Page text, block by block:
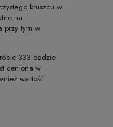
kruszcu w
na
przy tym w
333 będzie
ceniona w
wartość